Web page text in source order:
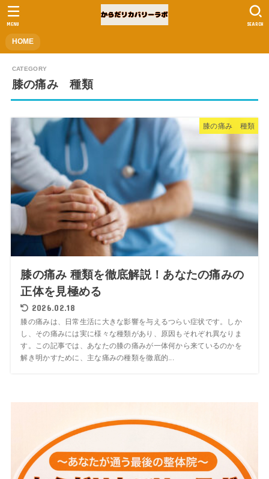
HOME
SEARCH
MENU
膝の痛み 種類
膝の痛み 種類
膝の痛み 種類を徹底解説！あなたの痛みの
正体を見極める
2026.02.18
膝の痛みは、日常生活に大きな影響を与えるつらい症状です。しか
し、その痛みには実に様々な種類があり、原因もそれぞれ異なりま
す。この記事では、あなたの膝の痛みが一体何から来ているのかを
解き明かすために、主な痛みの種類を徹底的...